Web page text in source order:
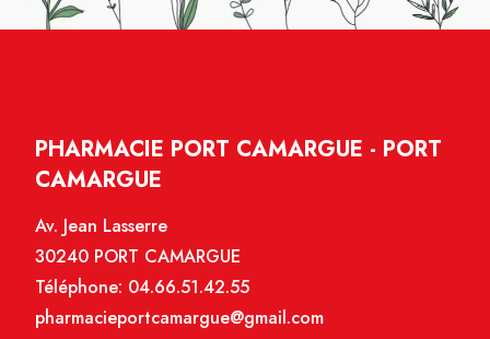
PHARMACIE PORT CAMARGUE - PORT
CAMARGUE
Av. Jean Lasserre
30240 PORT CAMARGUE
Téléphone: 04.66.51.42.55
pharmacieportcamargue@gmail.com